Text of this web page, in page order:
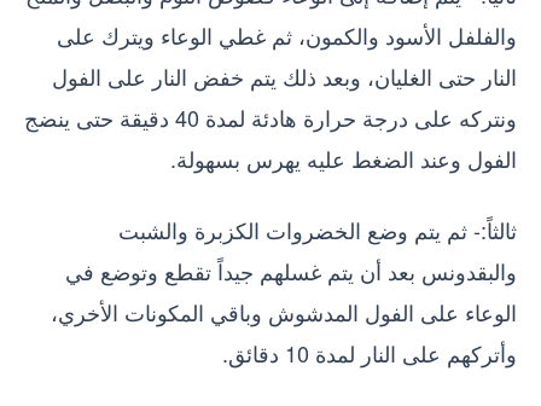
والفلفل الأسود والكمون، ثم غطي الوعاء ويترك على
النار حتى الغليان، وبعد ذلك يتم خفض النار على الفول
ونتركه على درجة حرارة هادئة لمدة 40 دقيقة حتى ينضج
الفول وعند الضغط عليه يهرس بسهولة.
ثالثاً:- ثم يتم وضع الخضروات الكزبرة والشبت
والبقدونس بعد أن يتم غسلهم جيداً تقطع وتوضع في
الوعاء على الفول المدشوش وباقي المكونات الأخري،
وأتركهم على النار لمدة 10 دقائق.